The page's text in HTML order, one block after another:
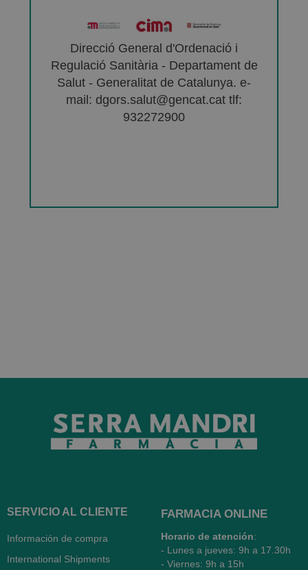
Direcció General d'Ordenació i
Regulació Sanitària - Departament de
Salut - Generalitat de Catalunya. e-
mail: dgors.salut@gencat.cat tlf:
932272900
SERVICIO AL CLIENTE
Información de compra
International Shipments
FARMACIA ONLINE
Horario de atención:
- Lunes a jueves: 9h a 17.30h
- Viernes: 9h a 15h